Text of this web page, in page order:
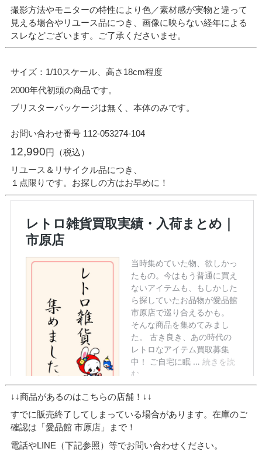
撮影方法やモニターの特性により色／素材感が実物と違って
見える場合やリユース品につき、画像に映らない経年による
スレなどございます。ご了承くださいませ。
サイズ：1/10スケール、高さ18cm程度
2000年代初頭の商品です。
ブリスターパッケージは無く、本体のみです。
お問い合わせ番号 112-053274-104
12,990円（税込）
リユース＆リサイクル品につき、
１点限りです。お探しの方はお早めに！
↓↓商品があるのはこちらの店舗！↓↓
すでに販売終了してしまっている場合があります。在庫のご
確認は「愛品館 市原店」まで！
電話やLINE（下記参照）等でお問い合わせください。